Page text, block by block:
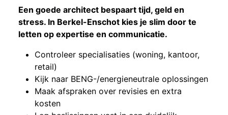
Een goede architect bespaart tijd, geld en
stress. In Berkel-Enschot kies je slim door te
letten op expertise en communicatie.
Controleer specialisaties (woning, kantoor,
retail)
Kijk naar BENG-/energieneutrale oplossingen
Maak afspraken over revisies en extra
kosten